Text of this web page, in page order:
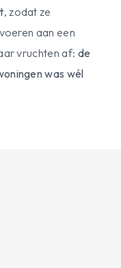
, zodat ze
aan een
vruchten af: de
was wél